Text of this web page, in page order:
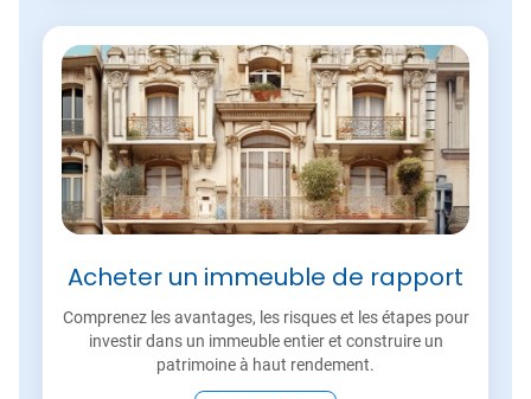
Acheter un immeuble de rapport
Comprenez les avantages, les risques et les étapes pour
investir dans un immeuble entier et construire un
patrimoine à haut rendement.